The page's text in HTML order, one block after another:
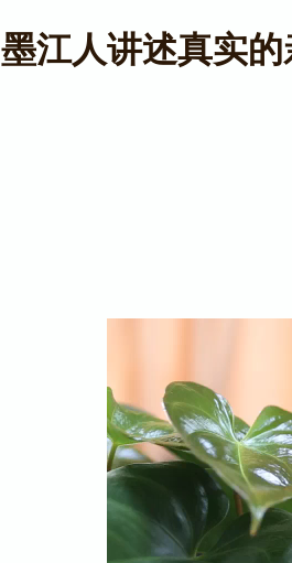
墨江人讲述真实